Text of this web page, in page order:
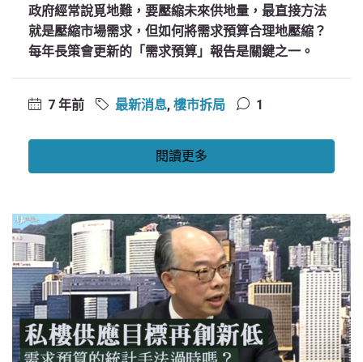
政府經常說覓地難，要壓縮未來供地量，最直接方法
就是壓縮市場需求，但如何將需求預算合理地壓縮？
每年長策會更新的「需求預算」報告是關鍵之一。
7 年前 最新消息, 樓市拆局 1
閱讀更多